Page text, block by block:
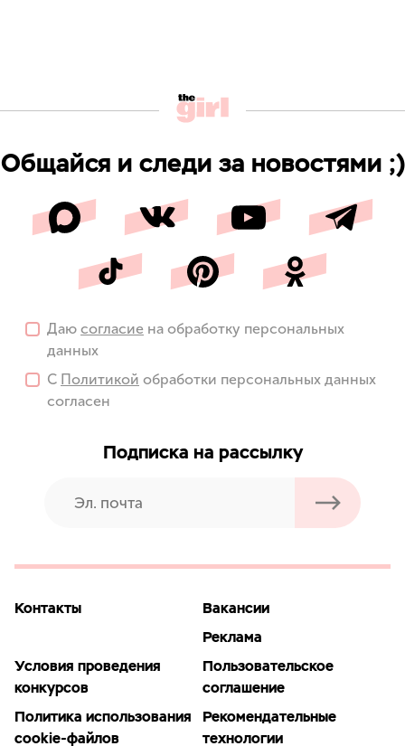
Общайся и следи за новостями ;)
Даю согласие на обработку персональных
данных
С Политикой обработки персональных данных
согласен
Подписка на рассылку
Контакты
Вакансии
Реклама
Условия проведения
конкурсов
Пользовательское
соглашение
Политика использования
cookie-файлов
Рекомендательные
технологии